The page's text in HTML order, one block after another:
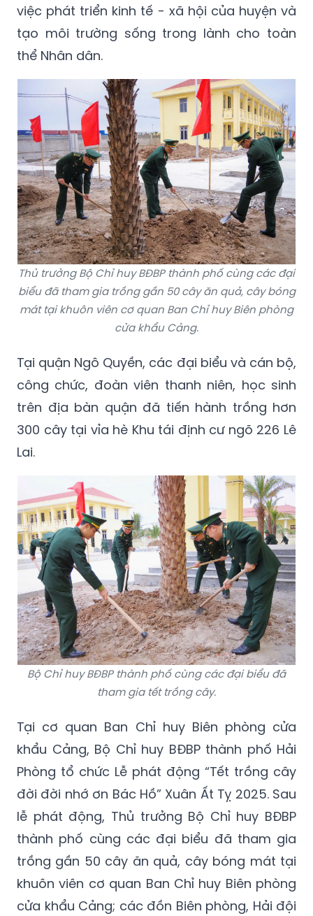
việc phát triển kinh tế - xã hội của huyện và
tạo môi trường sống trong lành cho toàn
thể Nhân dân.
Thủ trưởng Bộ Chỉ huy BĐBP thành phố cùng các đại
biểu đã tham gia trồng gần 50 cây ăn quả, cây bóng
mát tại khuôn viên cơ quan Ban Chỉ huy Biên phòng
cửa khẩu Cảng.
Tại quận Ngô Quyền, các đại biểu và cán bộ,
công chức, đoàn viên thanh niên, học sinh
trên địa bàn quận đã tiến hành trồng hơn
300 cây tại vỉa hè Khu tái định cư ngõ 226 Lê
Lai.
Bộ Chỉ huy BĐBP thành phố cùng các đại biểu đã
tham gia tết trồng cây.
Tại cơ quan Ban Chỉ huy Biên phòng cửa
khẩu Cảng, Bộ Chỉ huy BĐBP thành phố Hải
Phòng tổ chức Lễ phát động “Tết trồng cây
đời đời nhớ ơn Bác Hồ” Xuân Ất Tỵ 2025. Sau
lễ phát động, Thủ trưởng Bộ Chỉ huy BĐBP
thành phố cùng các đại biểu đã tham gia
trồng gần 50 cây ăn quả, cây bóng mát tại
khuôn viên cơ quan Ban Chỉ huy Biên phòng
cửa khẩu Cảng; các đồn Biên phòng, Hải đội